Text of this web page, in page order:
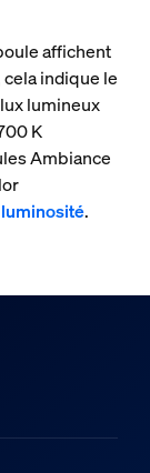
affichent
cela indique le
lumineux
K
Ambiance
.